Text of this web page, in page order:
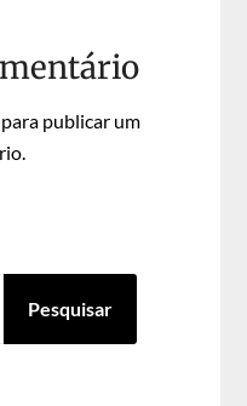
publicar um
Pesquisar